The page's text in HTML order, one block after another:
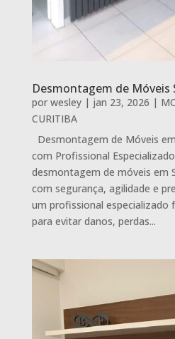
Desmontagem de Móveis
por wesley| jan 23, 2026 |
CURITIBA
Desmontagem de Móveis
com Profissional
desmontagem de móveis em
com segurança, agilidade e
um profissional especializado
para evitar danos, perdas...